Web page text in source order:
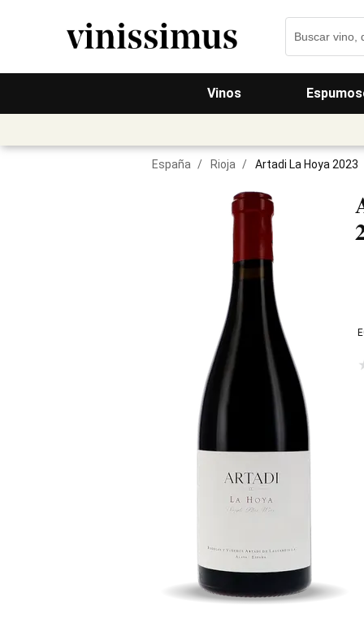
Vinos
España / Rioja / Artadi La Hoya 2023